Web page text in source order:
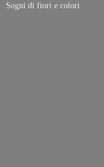
Sogni di fiori e colori